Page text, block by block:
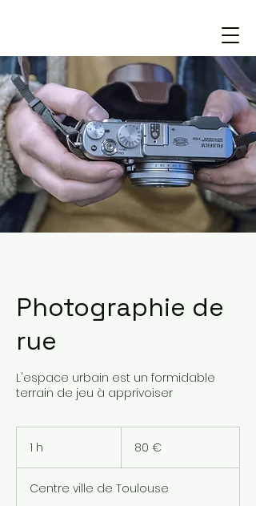
Photographie de
rue
L'espace urbain est un formidable
terrain de jeu à apprivoiser
1 h 80 €
Centre ville de Toulouse